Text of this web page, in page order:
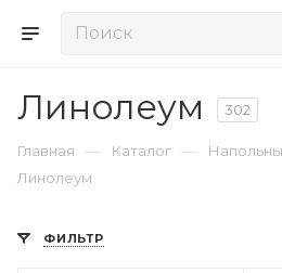
Линолеум 302
Главная — Каталог —
Линолеум
ФИЛЬТР